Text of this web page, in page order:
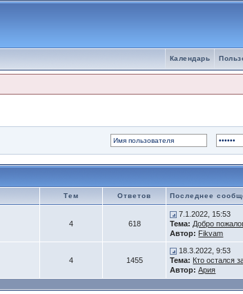
Календарь
Тем Ответов Последнее
4 618
7.1.2022, 15:53
Тема: Добро
Автор: Fikvam
4 1455
18.3.2022, 9:53
Тема: Кто остался
Автор: Ария